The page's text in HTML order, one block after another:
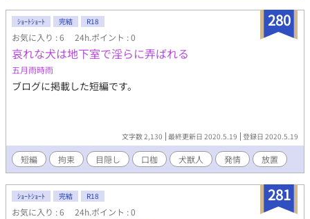
柊は、仄暗Ⅴからサブキャラで登場予定。
280
ｼｮｰﾄｼｮｰﾄ 完結 R18
お気に入り : 6 24h.ポイント : 0
哀れな犬は地下室で淫らに弄ばれる
五月雨時雨
ブログに掲載した短編です。
文字数 2,130 最終更新日 2020.5.19 登録日 2020.5.19
短編 拘束 目隠し 口枷 犬獣人 発情 放置
281
ｼｮｰﾄｼｮｰﾄ 完結 R18
お気に入り : 6 24h.ポイント : 0